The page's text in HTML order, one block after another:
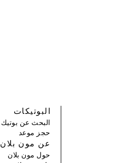
البوتيكات
البحث عن بوتيك
حجز موعد
عن مون بلان
حول مون بلان